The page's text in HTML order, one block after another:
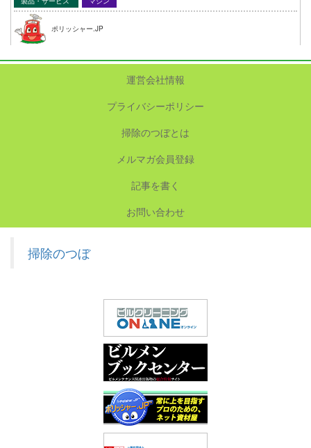
ポリッシャー.JP
運営会社情報
プライバシーポリシー
掃除のつぼとは
メルマガ会員登録
記事を書く
お問い合わせ
掃除のつぼ